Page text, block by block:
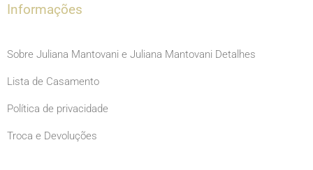
m
Informações
Sobre Juliana Mantovani e Juliana Mantovani Detalhes
Lista de Casamento
Política de privacidade
Troca e Devoluções